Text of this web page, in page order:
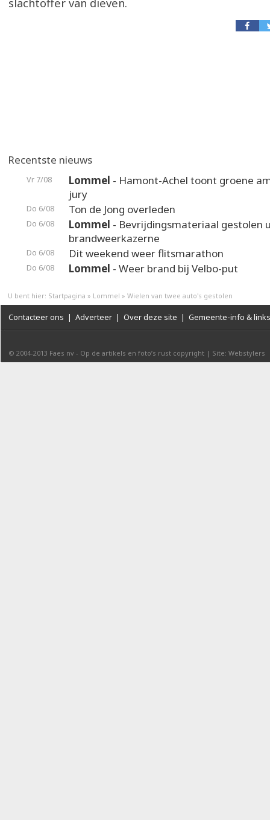
slachtoffer van dieven.
Recentste nieuws
Vr 7/08 Lommel - Hamont-Achel toont groene
jury
Do 6/08 Ton de Jong overleden
Do 6/08 Lommel - Bevrijdingsmateriaal gestolen
brandweerkazerne
Do 6/08 Dit weekend weer flitsmarathon
Do 6/08 Lommel - Weer brand bij Velbo-put
U bent hier: Startpagina » Lommel » Wielen van twee auto's gestolen
Contacteer ons | Adverteer | Over deze site | Gemeente-info & links
© 2004-2013 Faes nv - Op de artikels en foto’s rust copyright | Site: Webstylers